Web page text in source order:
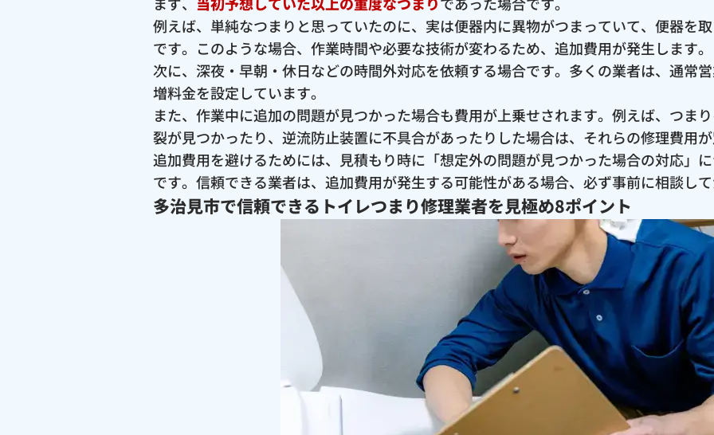
例えば、単純なつまりと思っていたのに、実は便器内に異物がつまっていて、便器を
です。このような場合、作業時間や必要な技術が変わるため、追加費用が発生します。
次に、深夜・早朝・休日などの時間外対応を依頼する場合です。多くの業者は、通常
増料金を設定しています。
また、作業中に追加の問題が見つかった場合も費用が上乗せされます。例えば、つま
裂が見つかったり、逆流防止装置に不具合があったりした場合は、それらの修理費用
追加費用を避けるためには、見積もり時に「想定外の問題が見つかった場合の対応」
です。信頼できる業者は、追加費用が発生する可能性がある場合、必ず事前に相談し
多治見市で信頼できるトイレつまり修理業者を見極め8ポイント